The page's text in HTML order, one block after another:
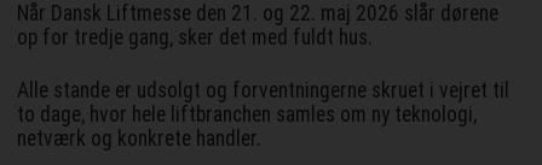
Når Dansk Liftmesse den 21. og 22. maj 2026 slår dørene
op for tredje gang, sker det med fuldt hus.
Alle stande er udsolgt og forventningerne skruet i vejret til
to dage, hvor hele liftbranchen samles om ny teknologi,
netværk og konkrete handler.